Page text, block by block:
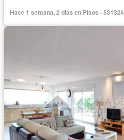
Hace 1 semana, 2 días en Pisos - 531326